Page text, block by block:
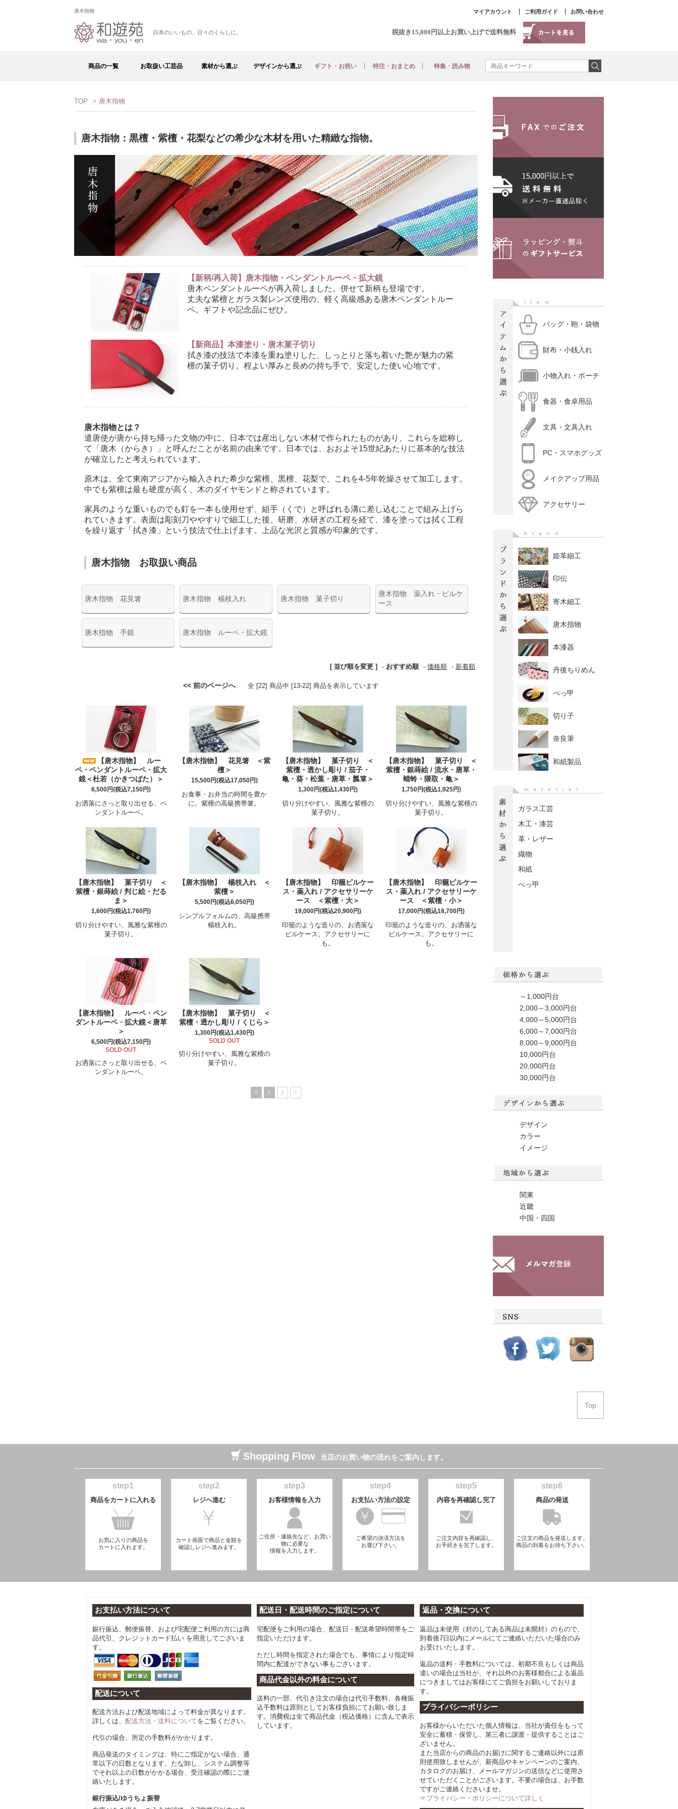
唐木指物 マイアカウント ご利用ガイド お問い合わせ
日本のいいもの、日々のくらしに。 税抜き15,000円以上お買い上げで送料無料
商品の一覧 お取扱い工芸品 素材から選ぶ デザインから選ぶ ギフト・お祝い 特注・おまとめ 特集・読み物
TOP > 唐木指物
唐木指物：黒檀・紫檀・花梨などの希少な木材を用いた精緻な指物。
【新柄/再入荷】唐木指物・ペンダントルーペ・拡大鏡
唐木ペンダントルーペが再入荷しました。併せて新柄も登場です。
丈夫な紫檀とガラス製レンズ使用の、軽く高級感ある唐木ペンダントルー
ペ。ギフトや記念品にぜひ。
【新商品】本漆塗り・唐木菓子切り
拭き漆の技法で本漆を重ね塗りした、しっとりと落ち着いた艶が魅力の紫
檀の菓子切り。程よい厚みと長めの持ち手で、安定した使い心地です。
唐木指物とは？
遣唐使が唐から持ち帰った文物の中に、日本では産出しない木材で作られたものがあり、これらを総称し
て「唐木（からき）」と呼んだことが名前の由来です。日本では、おおよそ15世紀あたりに基本的な技法
が確立したと考えられています。
原木は、全て東南アジアから輸入された希少な紫檀、黒檀、花梨で、これを4-5年乾燥させて加工します。
中でも紫檀は最も硬度が高く、木のダイヤモンドと称されています。
家具のような重いものでも釘を一本も使用せず、組手（くで）と呼ばれる溝に差し込むことで組み上げら
れていきます。表面は彫刻刀ややすりで細工した後、研磨、水研ぎの工程を経て、漆を塗っては拭く工程
を繰り返す「拭き漆」という技法で仕上げます。上品な光沢と質感が印象的です。
唐木指物 お取扱い商品
唐木指物 花見箸 唐木指物 楊枝入れ 唐木指物 菓子切り
唐木指物 薬入れ・ピルケ
ース
唐木指物 手鏡 唐木指物 ルーペ・拡大鏡
[ 並び順を変更 ] - おすすめ順 - 価格順 - 新着順
<< 前のページへ 全 [22] 商品中 [13-22] 商品を表示しています
【唐木指物】 ルー
ペ・ペンダントルーペ・拡大
鏡＜杜若（かきつばた）＞
6,500円(税込7,150円)
お洒落にさっと取り出せる、ペ
ンダントルーペ。
【唐木指物】 花見箸 ＜紫
檀＞
15,500円(税込17,050円)
お食事・お弁当の時間を豊か
に。紫檀の高級携帯箸。
【唐木指物】 菓子切り ＜
紫檀・透かし彫り / 茄子・
亀・葵・松葉・唐草・瓢箪＞
1,300円(税込1,430円)
切り分けやすい、風雅な紫檀の
菓子切り。
【唐木指物】 菓子切り ＜
紫檀・銀蒔絵 / 流水・唐草・
蜻蛉・隈取・亀＞
1,750円(税込1,925円)
切り分けやすい、風雅な紫檀の
菓子切り。
【唐木指物】 菓子切り ＜
紫檀・銀蒔絵 / 判じ絵・だる
ま＞
1,600円(税込1,760円)
切り分けやすい、風雅な紫檀の
菓子切り。
【唐木指物】 楊枝入れ ＜
紫檀＞
5,500円(税込6,050円)
シンプルフォルムの、高級携帯
楊枝入れ。
【唐木指物】 印籠ピルケー
ス・薬入れ / アクセサリーケ
ース ＜紫檀・大＞
19,000円(税込20,900円)
印籠のような造りの、お洒落な
ピルケース。アクセサリーに
も。
【唐木指物】 印籠ピルケー
ス・薬入れ / アクセサリーケ
ース ＜紫檀・小＞
17,000円(税込18,700円)
印籠のような造りの、お洒落な
ピルケース。アクセサリーに
も。
【唐木指物】 ルーペ・ペン
ダントルーペ・拡大鏡＜唐草
＞
6,500円(税込7,150円)
SOLD OUT
お洒落にさっと取り出せる、ペ
ンダントルーペ。
【唐木指物】 菓子切り ＜
紫檀・透かし彫り / くじら＞
1,300円(税込1,430円)
SOLD OUT
切り分けやすい、風雅な紫檀の
菓子切り。
< 1 2 >
item
バッグ・鞄・袋物
財布・小銭入れ
小物入れ・ポーチ
食器・食卓用品
文具・文具入れ
PC・スマホグッズ
メイクアップ用品
アクセサリー
brand
姫革細工
印伝
寄木細工
唐木指物
本漆器
丹後ちりめん
べっ甲
切り子
奈良筆
和紙製品
material
ガラス工芸
木工・漆芸
革・レザー
織物
和紙
べっ甲
～1,000円台
2,000～3,000円台
4,000～5,000円台
6,000～7,000円台
8,000～9,000円台
10,000円台
20,000円台
30,000円台
デザイン
カラー
イメージ
関東
近畿
中国・四国
Top
Shopping Flow 当店のお買い物の流れをご案内します。
step1
商品をカートに入れる
お気に入りの商品を
カートに入れます。
step2
レジへ進む
カート画面で商品と金額を
確認しレジへ進みます。
step3
お客様情報を入力
ご住所・連絡先など、お買い
物に必要な
情報を入力します。
step4
お支払い方法の設定
ご希望の決済方法を
お選び下さい。
step5
内容を再確認し完了
ご注文内容を再確認し、
お手続きを完了します。
step6
商品の発送
ご注文の商品を発送します。
商品の到着をお待ち下さい。
お支払い方法について
銀行振込、郵便振替、および宅配便ご利用の方には商
品代引、クレジットカード払い を用意してございま
す。
配送について
配送方法および配送地域によって料金が異なります。
詳しくは、 配送方法・送料についてをご覧ください。
代引の場合、所定の手数料がかかります。
商品発送のタイミングは、特にご指定がない場合、通
常以下の日数となります。たな卸し、システム調整等
でそれ以上の日数がかかる場合、受注確認の際にご連
絡いたします。
銀行振込/ゆうちょ振替
配送日・配送時間のご指定について
宅配便をご利用の場合、配送日・配送希望時間帯をご
指定いただけます。
ただし時間を指定された場合でも、事情により指定時
間内に配達ができない事もございます。
商品代金以外の料金について
送料の一部、代引き注文の場合は代引手数料、各種振
込手数料は原則としてお客様負担にてお願い致しま
す。消費税は全て商品代金（税込価格）に含んで表示
しています。
返品・交換について
返品は未使用（封のしてある商品は未開封）のもので、
到着後7日以内にメールにてご連絡いただいた場合のみ
お受けいたします。
返品の送料・手数料については、初期不良もしくは商品
違いの場合は当社が、それ以外のお客様都合による返品
につきましてはお客様にてご負担をお願いしておりま
す。
プライバシーポリシー
お客様からいただいた個人情報は、当社が責任をもって
安全に蓄積・保管し、第三者に譲渡・提供することはご
ざいません。
また当店からの商品のお届けに関するご連絡以外には原
則使用致しませんが、新商品やキャンペーンのご案内、
カタログのお届け、メールマガジンの送信などに使用さ
せていただくことがございます。不要の場合は、お手数
ですがご連絡くださいませ。
☞プライバシー・ポリシーについて詳しく